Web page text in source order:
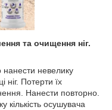
та очищення ніг.
нанести невелику
ніг. Потерти їх
Нанести повторно.
кількість осушувача